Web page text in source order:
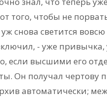
того, чтобы не
снова светится
- уже привычка,
если высшими его
Он получал чертову
автоматически;